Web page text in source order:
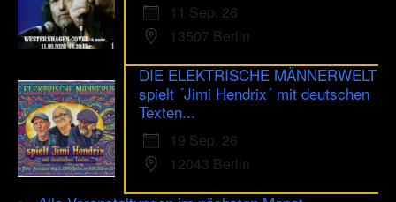
11 Sep. 26
13507 Berlin
DIE ELEKTRISCHE MÄNNERWELT
spielt ´Jimi Hendrix´ mit deutschen
Texten...
19 Sep. 26
12043 Berlin